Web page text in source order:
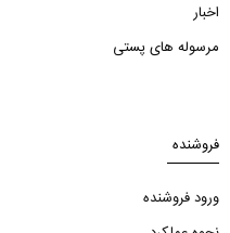
اخبار
مرسوله های پستی
فروشنده
ورود فروشنده